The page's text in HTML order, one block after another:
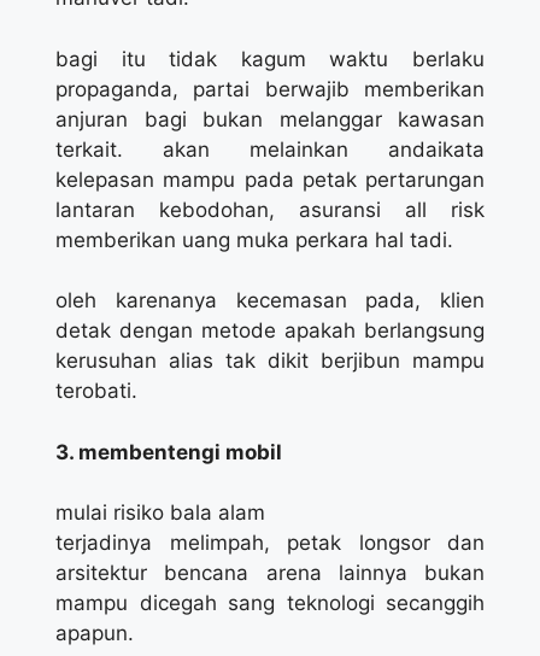
bagi itu tidak kagum waktu berlaku
propaganda, partai berwajib memberikan
anjuran bagi bukan melanggar kawasan
terkait. akan melainkan andaikata
kelepasan mampu pada petak pertarungan
lantaran kebodohan, asuransi all risk
memberikan uang muka perkara hal tadi.
oleh karenanya kecemasan pada, klien
detak dengan metode apakah berlangsung
kerusuhan alias tak dikit berjibun mampu
terobati.
3. membentengi mobil
mulai risiko bala alam
terjadinya melimpah, petak longsor dan
arsitektur bencana arena lainnya bukan
mampu dicegah sang teknologi secanggih
apapun.